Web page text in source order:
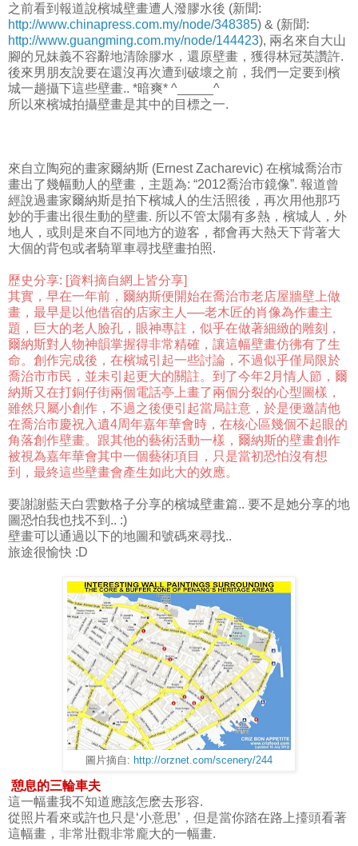
之前看到報道說檳城壁畫遭人潑膠水後 (新聞:
http://www.chinapress.com.my/node/348385) & (新聞:
http://www.guangming.com.my/node/144423), 兩名來自大山
腳的兄妹義不容辭地清除膠水，還原壁畫，獲得林冠英讚許.
後來男朋友說要在還沒再次遭到破壞之前，我們一定要到檳
城一趟攝下這些壁畫.. *暗爽* ^_____^
所以來檳城拍攝壁畫是其中的目標之一.
來自立陶宛的畫家爾納斯 (Ernest Zacharevic) 在檳城喬治市
畫出了幾幅動人的壁畫，主題為: “2012喬治市鏡像”. 報道曾
經說過畫家爾納斯是拍下檳城人的生活照後，再次用他那巧
妙的手畫出很生動的壁畫. 所以不管太陽有多熱，檳城人，外
地人，或則是來自不同地方的遊客，都會再大熱天下背著大
大個的背包或者騎單車尋找壁畫拍照.
歷史分享: [資料摘自網上皆分享]
其實，早在一年前，爾納斯便開始在喬治市老店屋牆壁上做
畫，最早是以他借宿的店家主人──老木匠的肖像為作畫主
題，巨大的老人臉孔，眼神專註，似乎在做著細緻的雕刻，
爾納斯對人物神韻掌握得非常精確，讓這幅壁畫仿彿有了生
命。創作完成後，在檳城引起一些討論，不過似乎僅局限於
喬治市市民，並未引起更大的關註。到了今年2月情人節，爾
納斯又在打銅仔街兩個電話亭上畫了兩個分裂的心型圖樣，
雖然只屬小創作，不過之後便引起當局註意，於是便邀請他
在喬治市慶祝入遺4周年嘉年華會時，在核心區幾個不起眼的
角落創作壁畫。跟其他的藝術活動一樣，爾納斯的壁畫創作
被視為嘉年華會其中一個藝術項目，只是當初恐怕沒有想
到，最終這些壁畫會產生如此大的效應。
要謝謝藍天白雲數格子分享的檳城壁畫篇.. 要不是她分享的地
圖恐怕我也找不到.. :)
壁畫可以通過以下的地圖和號碼來尋找..
旅途很愉快 :D
圖片摘自: http://orznet.com/scenery/244
憩息的三輪車夫
這一幅畫我不知道應該怎麽去形容.
從照片看來或許也只是‘小意思’，但是當你踏在路上擡頭看著
這幅畫，非常壯觀非常龐大的一幅畫.